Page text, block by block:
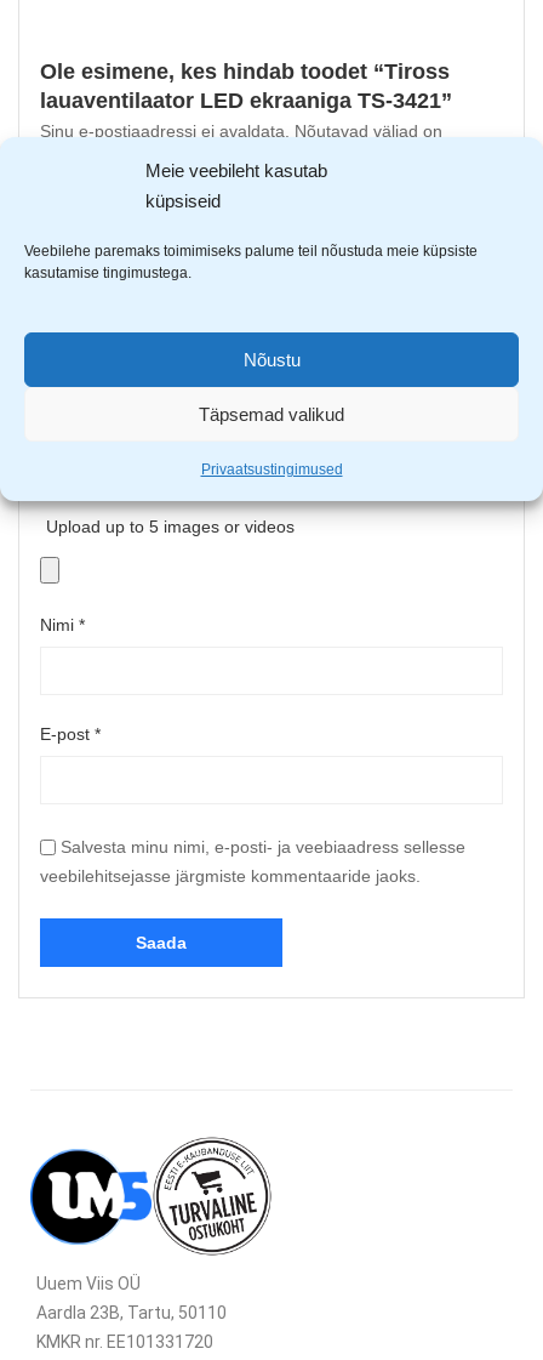
Meie veebileht kasutab
küpsiseid
Veebilehe paremaks toimimiseks palume teil nõustuda meie küpsiste
kasutamise tingimustega.
Nõustu
Täpsemad valikud
Privaatsustingimused
Ole esimene, kes hindab toodet “Tiross
lauaventilaator LED ekraaniga TS-3421”
Sinu e-postiaadressi ei avaldata.
Nõutavad väljad on
-ga
Sinu arvustus*
Upload up to 5 images or videos
Nimi *
E-post *
Salvesta minu nimi, e-posti- ja veebiaadress sellesse
veebilehitsejasse järgmiste kommentaaride jaoks.
Uuem Viis OÜ
Aardla 23B, Tartu, 50110
KMKR nr. EE101331720